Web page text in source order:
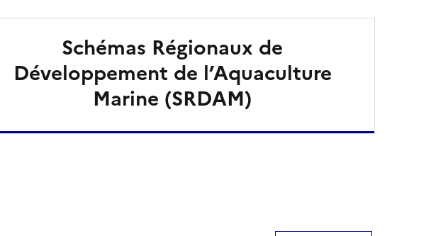
Schémas Régionaux de
Développement de l’Aquaculture
Marine (SRDAM)